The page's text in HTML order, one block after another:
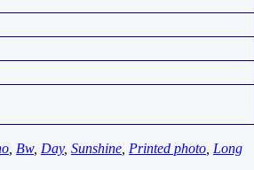
Bw, Day, Sunshine Printed photo Long